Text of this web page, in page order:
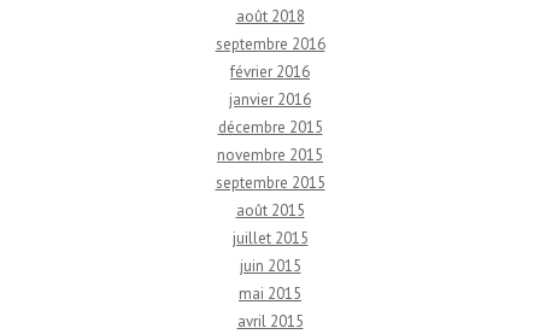
août 2018
septembre 2016
février 2016
janvier 2016
décembre 2015
novembre 2015
septembre 2015
août 2015
juillet 2015
juin 2015
mai 2015
avril 2015